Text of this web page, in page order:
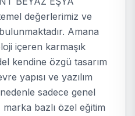
değerlerimiz ve
Amana
içeren karmaşık
kendine özgü tasarım
yapısı ve yazılım
sadece genel
bazlı özel eğitim